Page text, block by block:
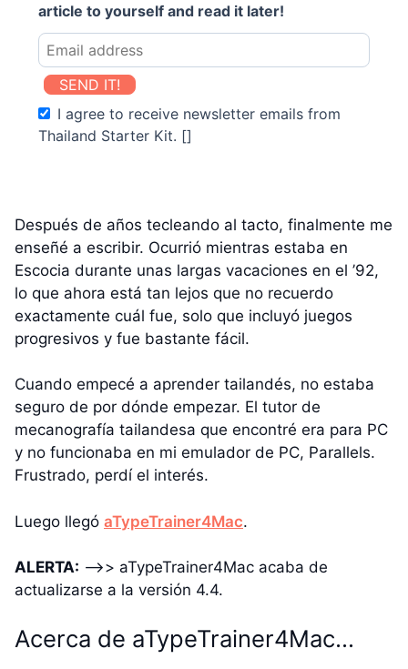
article to yourself and read it later!
SEND IT!
I agree to receive newsletter emails from
Thailand Starter Kit. []
Después de años tecleando al tacto, finalmente me
enseñé a escribir. Ocurrió mientras estaba en
Escocia durante unas largas vacaciones en el ’92,
lo que ahora está tan lejos que no recuerdo
exactamente cuál fue, solo que incluyó juegos
progresivos y fue bastante fácil.
Cuando empecé a aprender tailandés, no estaba
seguro de por dónde empezar. El tutor de
mecanografía tailandesa que encontré era para PC
y no funcionaba en mi emulador de PC, Parallels.
Frustrado, perdí el interés.
Luego llegó aTypeTrainer4Mac.
ALERTA: –>> aTypeTrainer4Mac acaba de
actualizarse a la versión 4.4.
Acerca de aTypeTrainer4Mac…